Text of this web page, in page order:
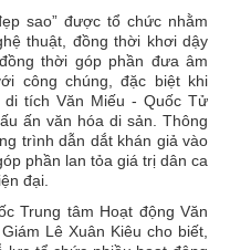
sao” được tổ chức nhằm
thuật, đồng thời khơi dậy
thời góp phần đưa âm
công chúng, đặc biệt khi
tích Văn Miếu - Quốc Tử
ấn văn hóa di sản. Thông
trình dẫn dắt khán giả vào
phần lan tỏa giá trị dân ca
đại.
Trung tâm Hoạt động Văn
Lê Xuân Kiêu cho biết,